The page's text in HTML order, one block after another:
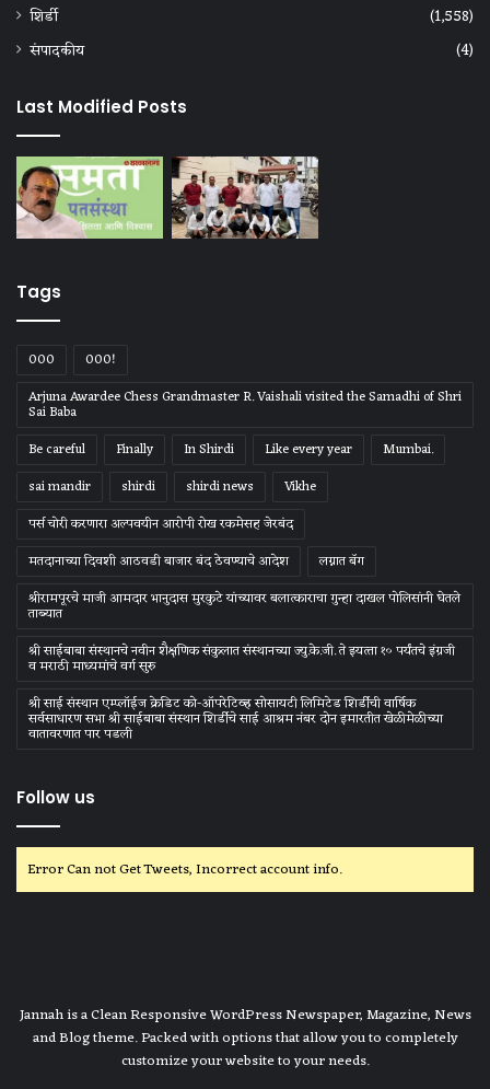
शिर्डी
(1,558)
संपादकीय
(4)
Last Modified Posts
Tags
000
000!
Arjuna Awardee Chess Grandmaster R. Vaishali visited the Samadhi of Shri
Sai Baba
Be careful
Finally In Shirdi Like every year
Mumbai.
sai mandir
shirdi shirdi news
Vikhe
पर्स चोरी करणारा अल्पवयीन आरोपी रोख रकमेसह जेरबंद
मतदानाच्या दिवशी आठवडी बाजार बंद ठेवण्याचे आदेश
लग्नात बॅग
श्रीरामपूरचे माजी आमदार भानुदास मुरकुटे यांच्यावर बलात्काराचा गुन्हा दाखल पोलिसांनी घेतले
ताब्यात
श्री साईबाबा संस्‍थानचे नवीन शैक्षणिक संकुलात संस्‍थानच्‍या ज्‍यु.के.जी. ते इयत्‍ता १० पर्यंतचे इंग्रजी
व मराठी माध्‍यमांचे वर्ग सुरु
श्री साई संस्थान एम्प्लॉईज क्रेडिट को-ऑपरेटिव्ह सोसायटी लिमिटेड शिर्डीची वार्षिक
सर्वसाधारण सभा श्री साईबाबा संस्थान शिर्डीचे साई आश्रम नंबर दोन इमारतीत खेळीमेळीच्या
वातावरणात पार पडली
Follow us
Error Can not Get Tweets, Incorrect account info.
Jannah is a Clean Responsive WordPress Newspaper, Magazine, News
and Blog theme. Packed with options that allow you to completely
customize your website to your needs.